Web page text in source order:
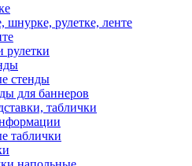
шнурке, рулетке, ленте
стенды
для баннеров
таблички
таблички